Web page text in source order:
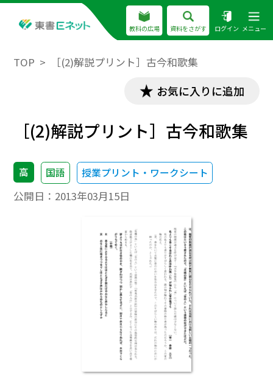
教科の広場 資料をさがす ログイン メニュー
TOP ［(2)解説プリント］古今和歌集
お気に入りに追加
［(2)解説プリント］古今和歌集
高 国語 授業プリント・ワークシート
公開日： 2013年03月15日